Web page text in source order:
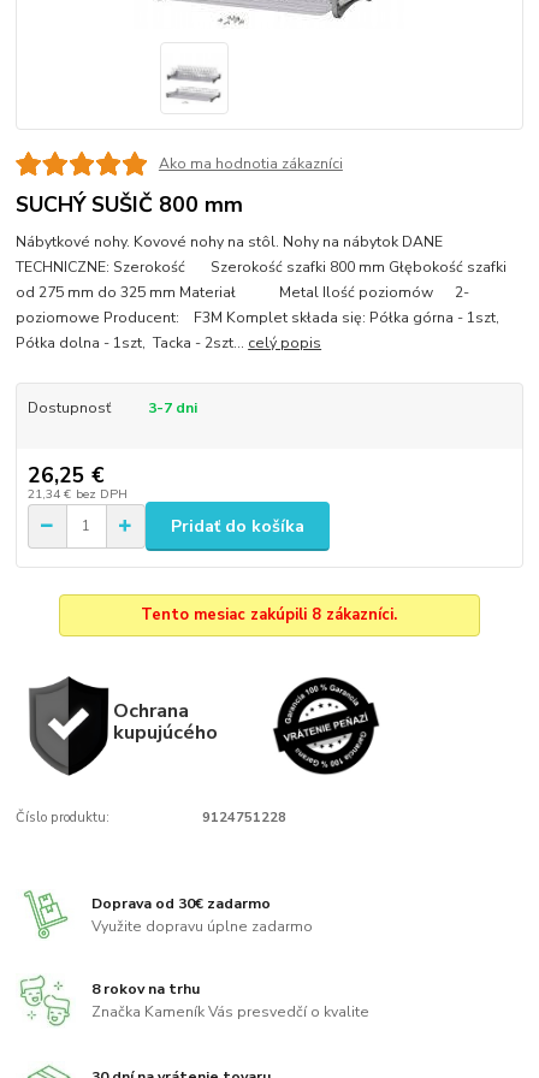
Ako ma hodnotia zákazníci
SUCHÝ SUŠIČ 800 mm
Nábytkové nohy. Kovové nohy na stôl. Nohy na nábytok DANE
TECHNICZNE: Szerokość Szerokość szafki 800 mm Głębokość szafki
od 275 mm do 325 mm Materiał Metal Ilość poziomów 2-
poziomowe Producent: F3M Komplet składa się: Półka górna - 1szt,
Półka dolna - 1szt, Tacka - 2szt... celý popis
Dostupnosť 3-7 dni
26,25 €
21,34 € bez DPH
Pridať do košíka
Tento mesiac zakúpili 8 zákazníci.
Ochrana
kupujúcého
Číslo produktu: 9124751228
Doprava od 30€ zadarmo
Využite dopravu úplne zadarmo
8 rokov na trhu
Značka Kameník Vás presvedčí o kvalite